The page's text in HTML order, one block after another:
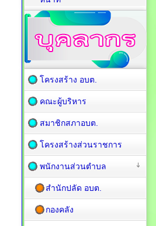
โครงสร้าง อบต.
คณะผู้บริหาร
สมาชิกสภาอบต.
โครงสร้างส่วนราชการ
พนักงานส่วนตำบล
สำนักปลัด อบต.
กองคลัง